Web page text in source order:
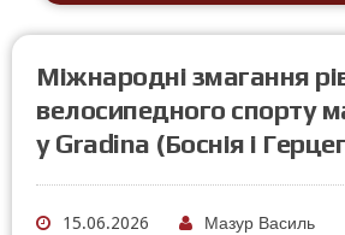
Міжнародні змагання
велосипедного спорту
у Gradina (Боснія і
15.06.2026 Мазур Василь